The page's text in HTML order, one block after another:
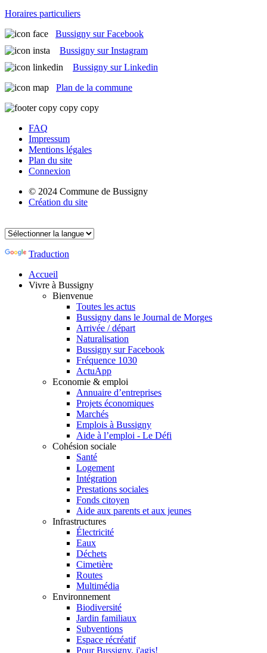
Horaires particuliers
Bussigny sur Facebook
Bussigny sur Instagram
Bussigny sur Linkedin
Plan de la commune
FAQ
Impressum
Mentions légales
Plan du site
Connexion
© 2024 Commune de Bussigny
Création du site
Traduction
Accueil
Vivre à Bussigny
Bienvenue
Toutes les actus
Bussigny dans le Journal de Morges
Arrivée / départ
Naturalisation
Bussigny sur Facebook
Fréquence 1030
ActuApp
Economie & emploi
Annuaire d’entreprises
Projets économiques
Marchés
Emplois à Bussigny
Aide à l’emploi - Le Défi
Cohésion sociale
Santé
Logement
Intégration
Prestations sociales
Fonds citoyen
Aide aux parents et aux jeunes
Infrastructures
Électricité
Eaux
Déchets
Cimetière
Routes
Multimédia
Environnement
Biodiversité
Jardin familiaux
Subventions
Espace récréatif
Pour Bussigny, j'agis!